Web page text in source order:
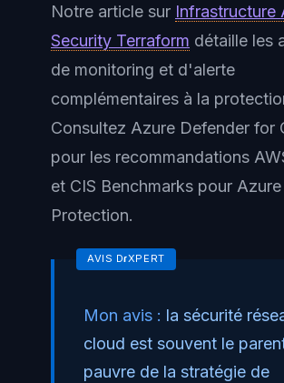
Notre article sur Infrastructure
Security Terraform détaille les
de monitoring et d'alerte
complémentaires à la
Consultez Azure Defender for
pour les recommandations
et CIS Benchmarks pour
Protection.
Mon avis : la sécurité
cloud est souvent le
pauvre de la stratégie de